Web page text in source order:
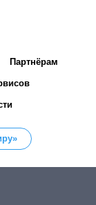
Партнёрам